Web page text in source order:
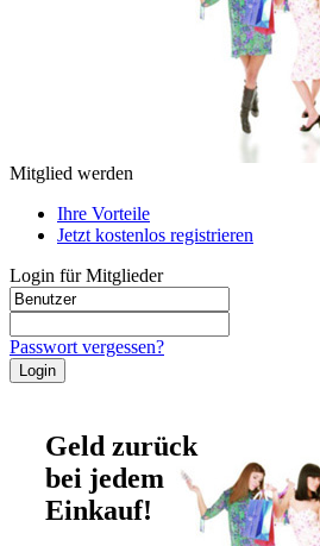
Mitglied werden
Ihre Vorteile
Jetzt kostenlos registrieren
Login für Mitglieder
Passwort vergessen?
Geld zurück
bei jedem
Einkauf!